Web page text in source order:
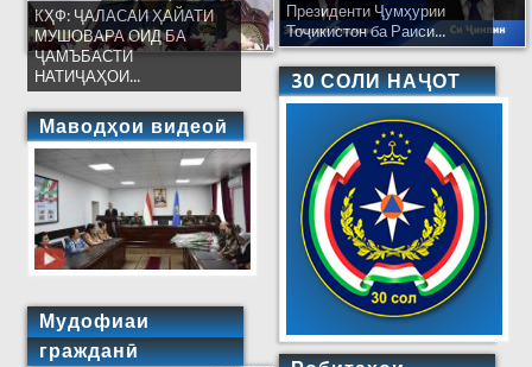
КҲФ: ҶАЛАСАИ ҲАЙАТИ
МУШОВАРА ОИД БА
ҶАМЪБАСТИ
НАТИҶАҲОИ...
Маводҳои видеоӣ
Мудофиаи
гражданӣ
Президенти Ҷумҳурии
Тоҷикистон ба Раиси...
30 СОЛИ НАҶОТ